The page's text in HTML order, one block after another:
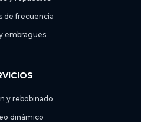
de frecuencia
embragues
y rebobinado
dinámico